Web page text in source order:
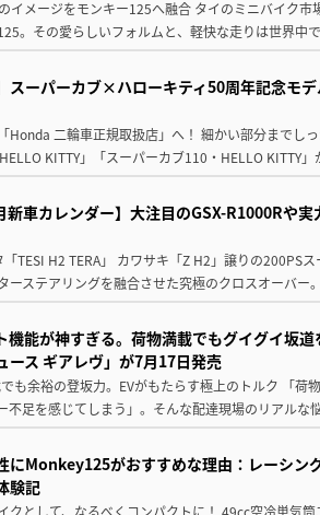
イメージをモンキー125へ融合 タイのミニバイク
。その愛らしいフォルムと、軽快な走りは世界中
スーパーカブ×ハローキティ50周年記念モ
Honda 二輪車正規取扱店」へ！ 細かい部分までし
KITTY」「スーパーカブ110・HELLO KITTY
新車カレンダー】大注目のGSX-R1000Rや
TESI H2 TERA」 カワサキ「Z H2」譲りの200PS
ーステアリングを融合させた究極のクロスオーバ
機能が神すぎる。荷物満載でもグイグイ坂
ース ギアレヴ」が7月17日発売
も余裕の登坂力。EVがもたらす極上のトルク 「荷
不足を感じてしまう」。そんな配達現場のリアル
にMonkey125がおすすめな理由：レーシン
験記
クとして、なるべくコンパクトに！ 49cc空冷単気